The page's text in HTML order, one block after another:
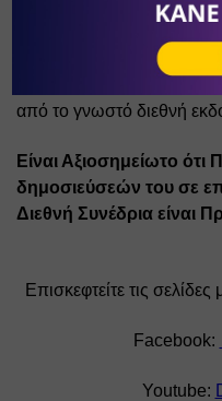
Μαθησιακών Δυσκολιών.
• Έχει περισσότερες από
περιλαμβάνοντας 4
από το γνωστό διεθνή
Είναι Αξιοσημείωτο ότι
δημοσιεύσεών του σε
Διεθνή Συνέδρια είναι
Επισκεφτείτε τις σελίδες
Facebook:
Youtube: